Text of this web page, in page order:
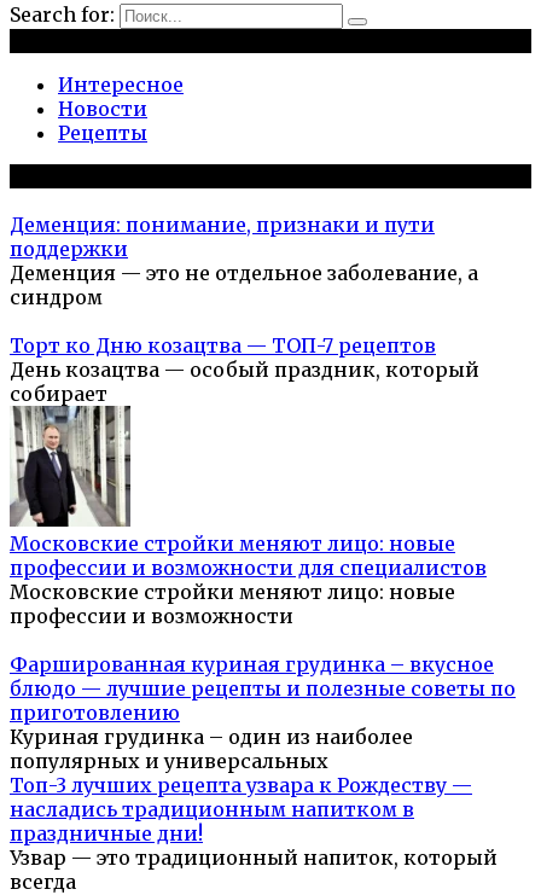
Search for:
Интересное
Новости
Рецепты
Деменция: понимание, признаки и пути
поддержки
Деменция — это не отдельное заболевание, а
синдром
Торт ко Дню козацтва — ТОП-7 рецептов
День козацтва — особый праздник, который
собирает
Московские стройки меняют лицо: новые
профессии и возможности для специалистов
Московские стройки меняют лицо: новые
профессии и возможности
Фаршированная куриная грудинка – вкусное
блюдо — лучшие рецепты и полезные советы по
приготовлению
Куриная грудинка – один из наиболее
популярных и универсальных
Топ-3 лучших рецепта узвара к Рождеству —
насладись традиционным напитком в
праздничные дни!
Узвар — это традиционный напиток, который
всегда